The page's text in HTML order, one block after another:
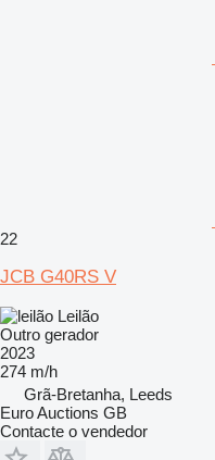
22
JCB G40RS V
Leilão
Outro gerador
2023
274 m/h
Grã-Bretanha, Leeds
Euro Auctions GB
Contacte o vendedor